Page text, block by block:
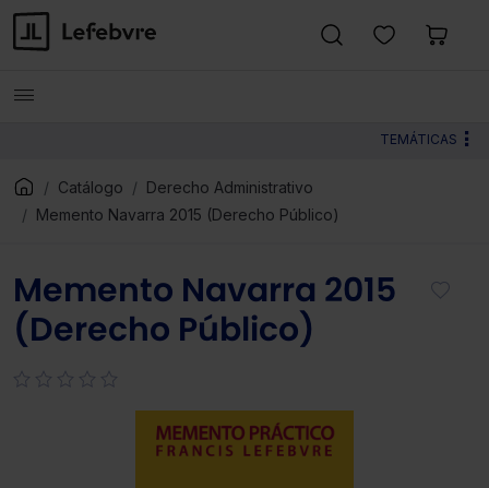
TEMÁTICAS
Catálogo
Derecho Administrativo
Memento Navarra 2015 (Derecho Público)
Memento Navarra 2015
(Derecho Público)